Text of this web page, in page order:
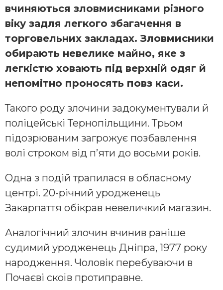
вчиняються зловмисниками різного
віку задля легкого збагачення в
торговельних закладах. Зловмисники
обирають невелике майно, яке з
легкістю ховають під верхній одяг й
непомітно проносять повз каси.
Такого роду злочини задокументували й
поліцейські Тернопільщини. Трьом
підозрюваним загрожує позбавлення
волі строком від п’яти до восьми років.
Одна з подій трапилася в обласному
центрі. 20-річний уродженець
Закарпаття обікрав невеличкий магазин.
Аналогічний злочин вчинив раніше
судимий уродженець Дніпра, 1977 року
народження. Чоловік перебуваючи в
Почаєві скоїв протиправне.